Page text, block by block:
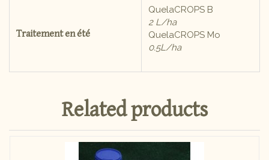
Traitement en été
QuelaCROPS B
2 L/ha
QuelaCROPS Mo
0.5L/ha
Related products